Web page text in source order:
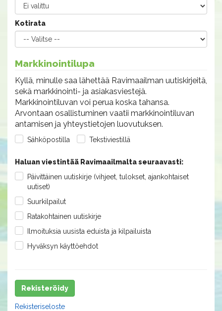
Kotirata
Markkinointilupa
Kyllä, minulle saa lähettää Ravimaailman uutiskirjeitä,
sekä markkinointi- ja asiakasviestejä.
Markkinointiluvan voi perua koska tahansa.
Arvontaan osallistuminen vaatii markkinointiluvan
antamisen ja yhteystietojen luovutuksen.
Sähköpostilla Tekstiviestillä
Haluan viestintää Ravimaailmalta seuraavasti:
Päivittäinen uutiskirje (vihjeet, tulokset, ajankohtaiset
uutiset)
Suurkilpailut
Ratakohtainen uutiskirje
Ilmoituksia uusista eduista ja kilpailuista
Hyväksyn käyttöehdot
Rekisteröidy
Rekisteriseloste